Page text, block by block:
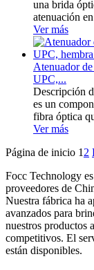
una brida
atenuación
Ver más
Atenuador
UPC,...
Descripción
es un
fibra óptica
Ver más
Página de inicio 1 2
Focc Technology
proveedores de
Nuestra fábrica ha
avanzados para
nuestros productos
competitivos. El
están disponibles.